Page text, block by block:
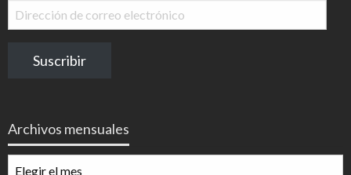
Dirección
de
electrónico
Suscribir
Archivos mensuales